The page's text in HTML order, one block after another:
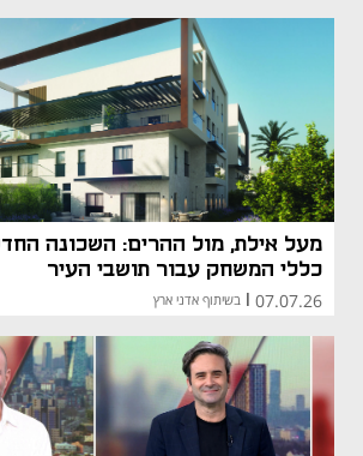
מעל אילת, מול ההרים: השכונה
כללי המשחק עבור תושבי העיר
07.07.26 בשיתוף אדני ארץ